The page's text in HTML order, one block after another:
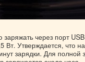
через порт
Утверждается, что
зарядки. Для полной